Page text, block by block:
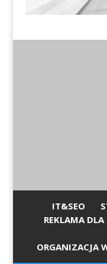
IT&SEO
REKLAMA
ORGANIZACJA